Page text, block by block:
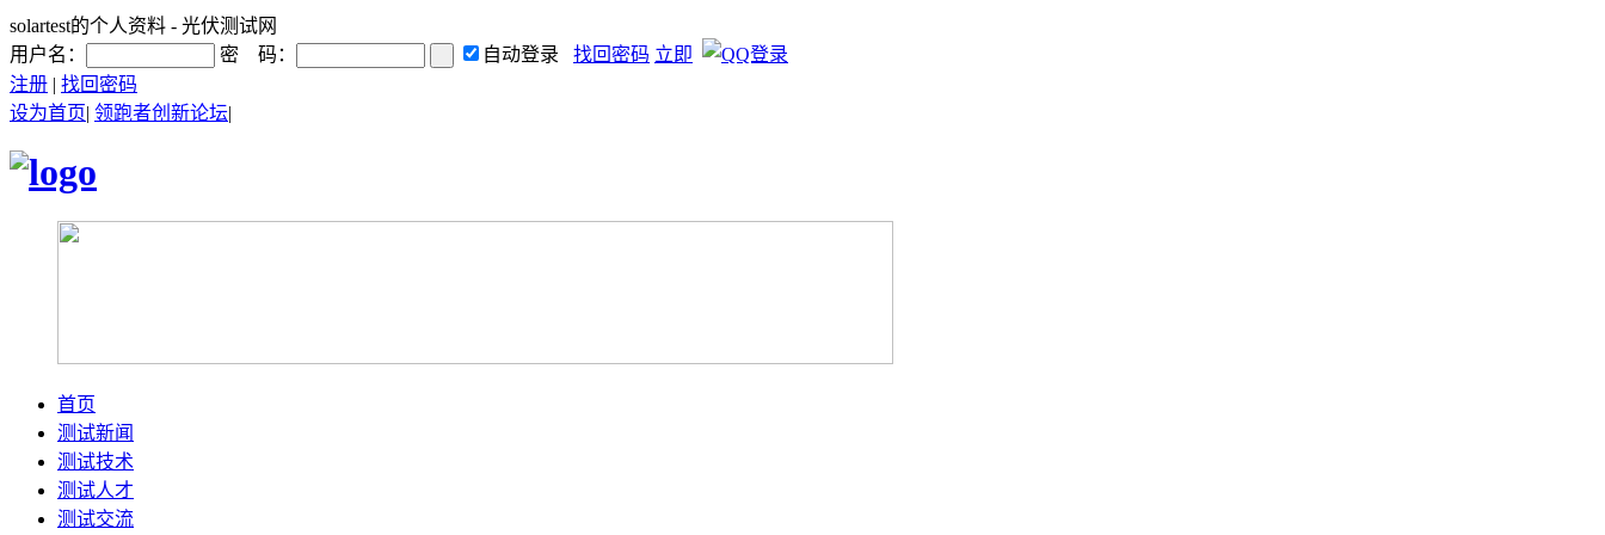
solartest的个人资料 - 光伏测试网
用户名：
密 码： 自动登录 找回密码 立即
注册 | 找回密码
设为首页| 领跑者创新论坛|
首页
测试新闻
测试技术
测试人才
测试交流